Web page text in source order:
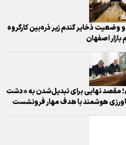
ذخایر گندم زیر ذره‌بین کارگروه
بازار اصفهان
مقصد نهایی برای تبدیل‌شدن به «دشت
هوشمند با هدف مهار فرونشست